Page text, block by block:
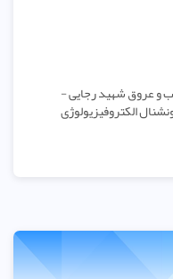
و عروق شهید رجایی -
الکتروفیزیولوژی